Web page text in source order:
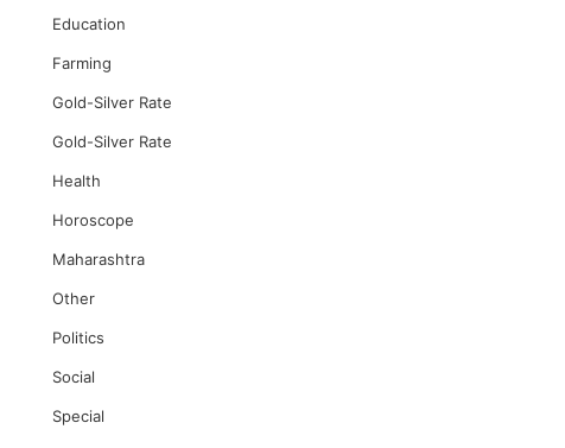
Education
Farming
Gold-Silver Rate
Gold-Silver Rate
Health
Horoscope
Maharashtra
Other
Politics
Social
Special